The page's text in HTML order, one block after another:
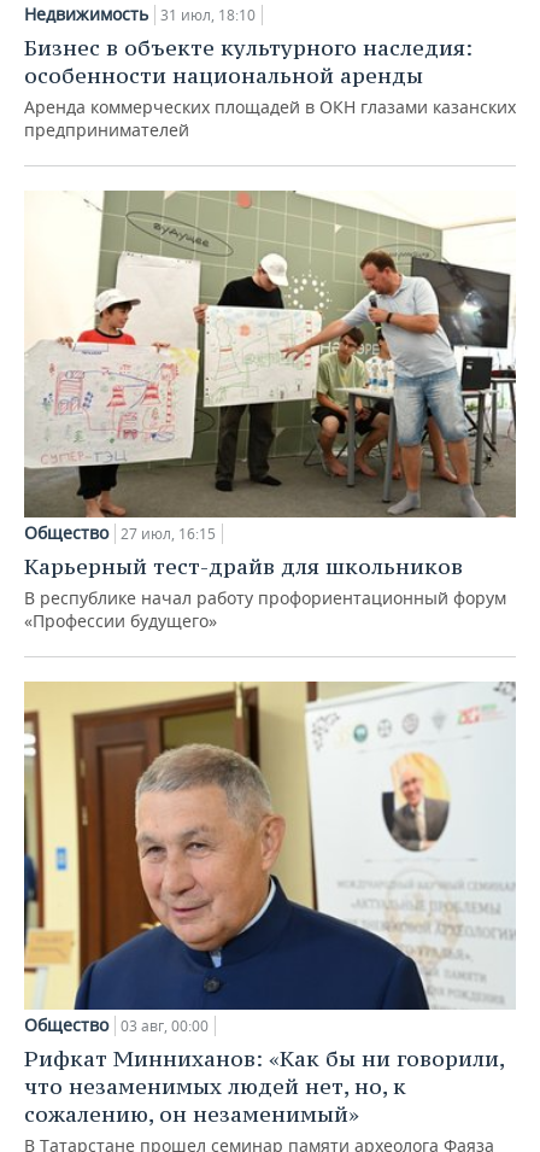
Недвижимость 31 июл, 18:10
Бизнес в объекте культурного наследия:
особенности национальной аренды
Аренда коммерческих площадей в ОКН глазами казанских
предпринимателей
Общество 27 июл, 16:15
Карьерный тест-драйв для школьников
В республике начал работу профориентационный форум
«Профессии будущего»
Общество 03 авг, 00:00
Рифкат Минниханов: «Как бы ни говорили,
что незаменимых людей нет, но, к
сожалению, он незаменимый»
В Татарстане прошел семинар памяти археолога Фаяза